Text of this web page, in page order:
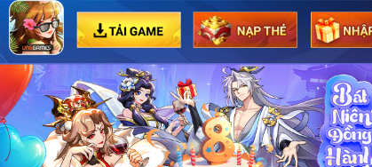
TRANG CHỦ
TIN TỨC